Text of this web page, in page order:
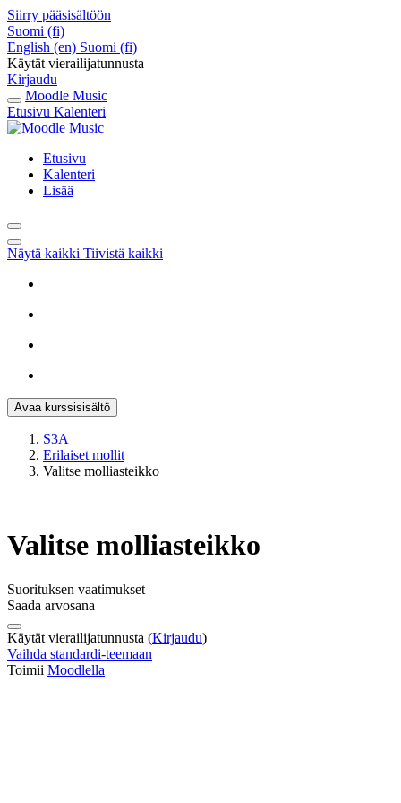
Siirry pääsisältöön
Suomi ‎(fi)‎
English ‎(en)‎ Suomi ‎(fi)‎
Käytät vierailijatunnusta
Kirjaudu
Moodle Music
Etusivu Kalenteri
Etusivu
Kalenteri
Lisää
Näytä kaikki Tiivistä kaikki
Avaa kurssisisältö
S3A
Erilaiset mollit
Valitse molliasteikko
Valitse molliasteikko
Suorituksen vaatimukset
Saada arvosana
Käytät vierailijatunnusta (Kirjaudu)
Vaihda standardi-teemaan
Toimii Moodlella